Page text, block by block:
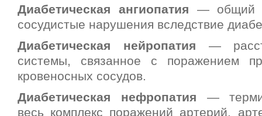
Диабетическая ангиопатия — общий
сосудистые нарушения вследствие
Диабетическая нейропатия —
системы, связанное с поражением
кровеносных сосудов.
Диабетическая нефропатия —
весь комплекс поражений артерий,